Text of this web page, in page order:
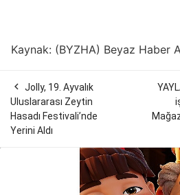
Kaynak: (BYZHA) Beyaz Haber
 Jolly, 19. Ayvalık
Uluslararası Zeytin
Hasadı Festivali’nde
Yerini Aldı